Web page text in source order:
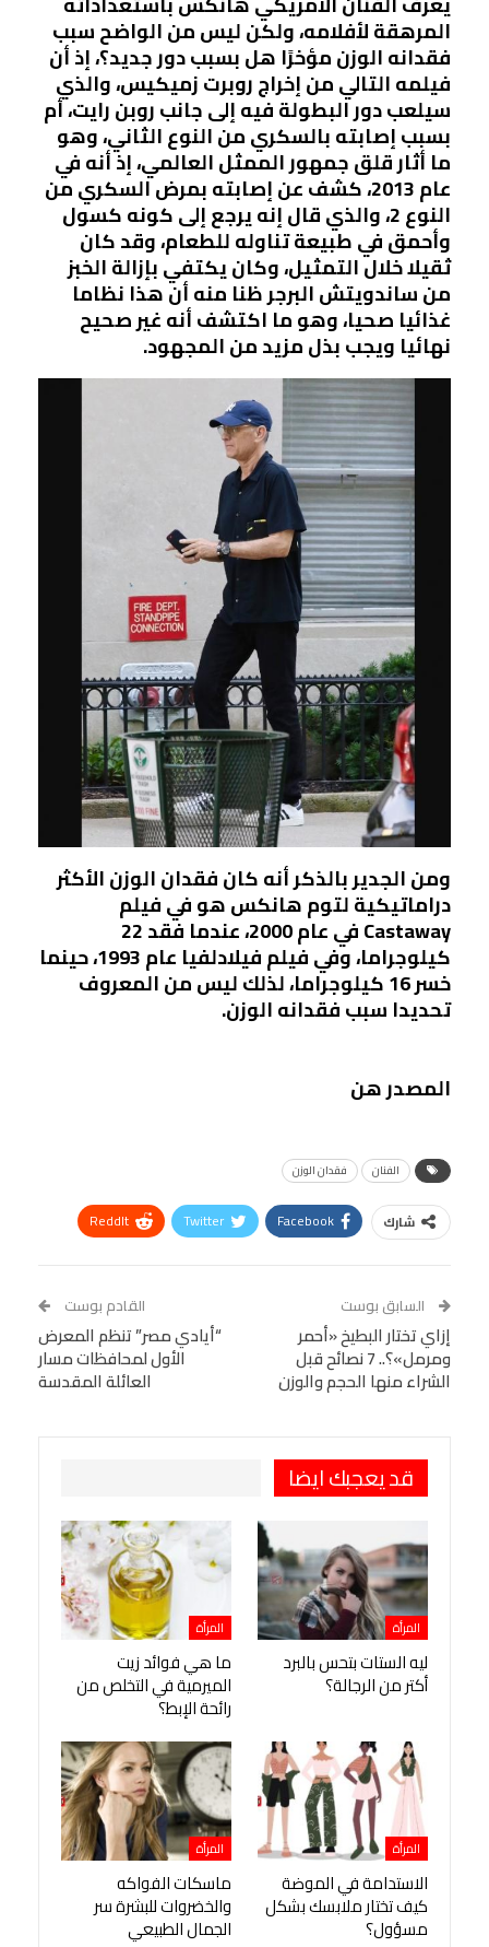
المرهقة لأفلامه، ولكن ليس من الواضح سبب
فقدانه الوزن مؤخرًا هل بسبب دور جديد؟، إذ أن
فيلمه التالي من إخراج روبرت زميكيس، والذي
سيلعب دور البطولة فيه إلى جانب روبن رايت، أم
بسبب إصابته بالسكري من النوع الثاني، وهو
ما أثار قلق جمهور الممثل العالمي، إذ أنه في
عام 2013، كشف عن إصابته بمرض السكري من
النوع 2، والذي قال إنه يرجع إلى كونه كسول
وأحمق في طبيعة تناوله للطعام، وقد كان
ثقيلا خلال التمثيل، وكان يكتفي بإزالة الخبز
من ساندويتش البرجر ظنا منه أن هذا نظاما
غذائيا صحيا، وهو ما اكتشف أنه غير صحيح
نهائيا ويجب بذل مزيد من المجهود.
ومن الجدير بالذكر أنه كان فقدان الوزن الأكثر
دراماتيكية لتوم هانكس هو في فيلم
Castaway في عام 2000، عندما فقد 22
كيلوجراما، وفي فيلم فيلادلفيا عام 1993، حينما
خسر 16 كيلوجراما، لذلك ليس من المعروف
تحديدا سبب فقدانه الوزن.
المصدر هن
الفنان فقدان الوزن
شارك Facebook
Twitter
ReddIt
Tumblr
البريد الإلكتروني
StumbleUpon
VK
Digg
LINE
BlackBerry
Viber
السابق بوست
إزاي تختار البطيخ «أحمر
ومرمل»؟.. 7 نصائح قبل
الشراء منها الحجم والوزن
القادم بوست
“أيادي مصر” تنظم المعرض
الأول لمحافظات مسار
العائلة المقدسة
قد يعجبك ايضا
المرأة
ليه الستات بتحس بالبرد
أكتر من الرجالة؟
المرأة
ما هي فوائد زيت
الميرمية في التخلص من
رائحة الإبط؟
المرأة
الاستدامة في الموضة
كيف تختار ملابسك بشكل
مسؤول؟
المرأة
ماسكات الفواكه
والخضروات للبشرة سر
الجمال الطبيعي